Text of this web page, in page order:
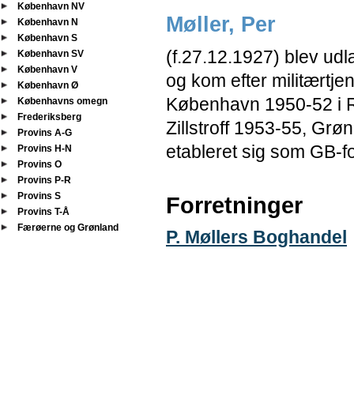
København NV
København N
København S
København SV
København V
København Ø
Københavns omegn
Frederiksberg
Provins A-G
Provins H-N
Provins O
Provins P-R
Provins S
Provins T-Å
Færøerne og Grønland
Møller, Per
(f.27.12.1927) blev
og kom efter
København 1950-52 i
Zillstroff 1953-55,
etableret sig som GB-
Forretninger
P. Møllers Boghandel